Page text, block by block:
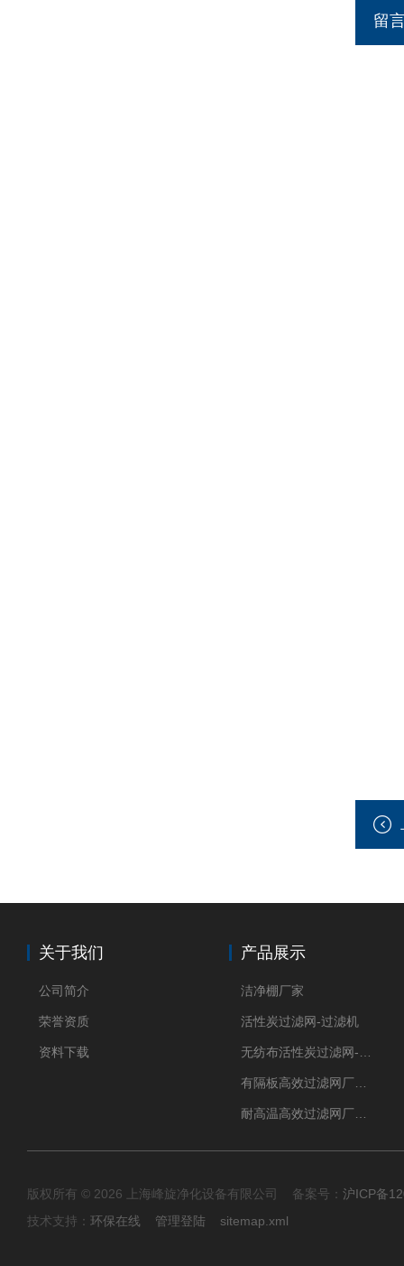
留
关于我们
公司简介
荣誉资质
资料下载
产品展示
洁净棚厂家
活性炭过滤网-过滤机
版权所有 © 2026 上海峰旋净化设备有限公司 备案号： 沪ICP备
技术支持： 环保在线 管理登陆 sitemap.xml